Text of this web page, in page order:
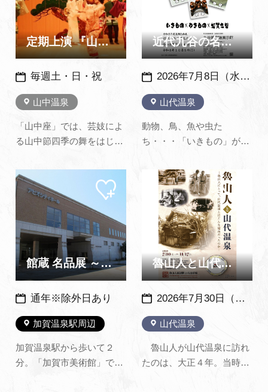
山中温泉の新しいインスタ
映えスポットです！（山中
温泉観光協会ホームページ
より）※ 日…
かがより転載）
定期上演 『山中節 四季の舞』
山中温泉
毎週土・日・祝
「山中座」では、芸妓によ
る山中節四季の舞をはじめ
ただけます。 演目にはお客
様が参加できるものもあり
ます。また、上演後には芸
妓と写真撮影もできます！
ぜひ艶やかな舞と唄をご堪
能下さい。
近代九谷の名工たち いきもの×やきもの×加賀九谷 ～ 九谷焼…
山代温泉
2026年7月8日（水）～10月5日（月）
動物、鳥、魚や虫た
ち・・・「いきもの」がモ
た。みんな、遊びに来て
ね！（九谷焼窯跡展示館公
式サイトより転載）
館蔵 名品展 ～加賀市美術館～
加賀温泉駅周辺
通年※除外日あり
加賀温泉駅から歩いて２
分。「加賀市美術館」では
マイ
ペー
追加
魯山人と山代温泉 ― 魯山人にとって、山代温泉とはどんな場所…
山代温泉
2026年7月30日（木）～11月17日（火）
魯山人が山代温泉に訪れ
たのは、大正４年。当時は
マイ
ペー
ジに
追加